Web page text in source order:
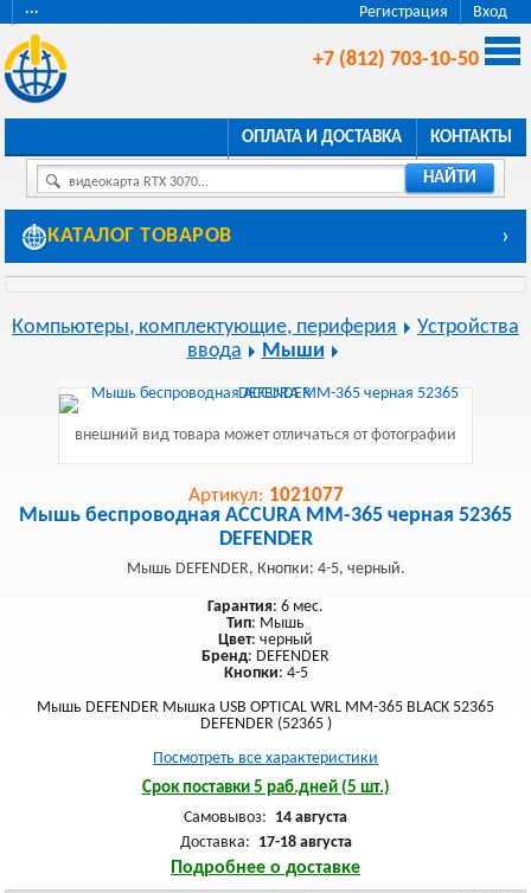
Регистрация Вход
···
+7 (812) 703-10-50
ОПЛАТА И ДОСТАВКА КОНТАКТЫ
видеокарта RTX 3070... НАЙТИ
КАТАЛОГ ТОВАРОВ ›
Компьютеры, комплектующие, периферия
Устройства
ввода
Мыши
внешний вид товара может отличаться от фотографии
Артикул: 1021077
Мышь беспроводная ACCURA MM-365 черная 52365
DEFENDER
Мышь DEFENDER, Кнопки: 4-5, черный.
Гарантия: 6 мес.
Тип: Мышь
Цвет: черный
Бренд: DEFENDER
Кнопки: 4-5
Мышь DEFENDER Мышка USB OPTICAL WRL MM-365 BLACK 52365
DEFENDER (52365 )
Посмотреть все характеристики
Срок поставки 5 раб.дней (5 шт.)
Самовывоз: 14 августа
Доставка: 17-18 августа
Подробнее о доставке